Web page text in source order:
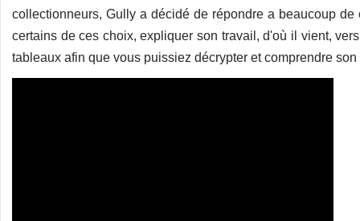
collectionneurs, Gully a décidé de répondre a beaucoup
certains de ces choix, expliquer son travail, d'où il vient,
tableaux afin que vous puissiez décrypter et comprendre son